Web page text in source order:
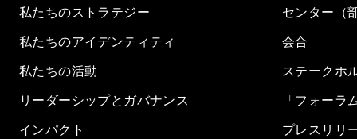
私たちのストラテジー
私たちのアイデンティティ
私たちの活動
リーダーシップとガバナンス
インパクト
センター（
会合
ステークホ
「フォーラ
プレスリリ